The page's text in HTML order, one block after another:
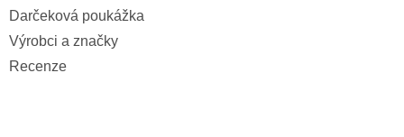
Darčeková poukážka
Výrobci a značky
Recenze